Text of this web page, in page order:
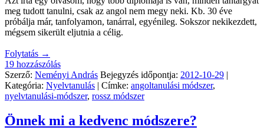
meg tudott tanulni, csak az angol nem megy neki. Kb. 30 éve
próbálja már, tanfolyamon, tanárral, egyénileg. Sokszor nekikezdett,
mégsem sikerült eljutnia a célig.
Folytatás →
19 hozzászólás
Szerző: Neményi András Bejegyzés időpontja: 2012-10-29 |
Kategória: Nyelvtanulás | Címke: angoltanulási módszer,
nyelvtanulási-módszer, rossz módszer
Önnek mi a kedvenc módszere?